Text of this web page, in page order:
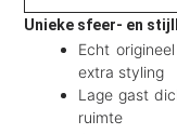
Unieke sfeer- en
Echt
extra styling
Lage gast
ruimte